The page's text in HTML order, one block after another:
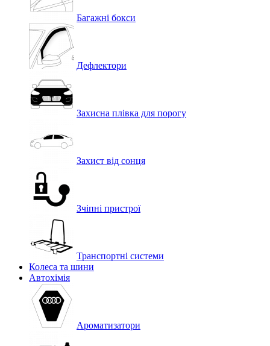
Багажні бокси
Дефлектори
Захисна плівка для порогу
Захист від сонця
Зчіпні пристрої
Транспортні системи
Колеса та шини
Автохімія
Ароматизатори